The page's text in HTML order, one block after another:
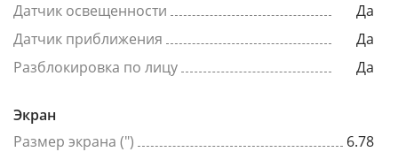
Датчик освещенности
Да
Датчик приближения
Да
Разблокировка по лицу
Да
Экран
Размер экрана (")
6.78